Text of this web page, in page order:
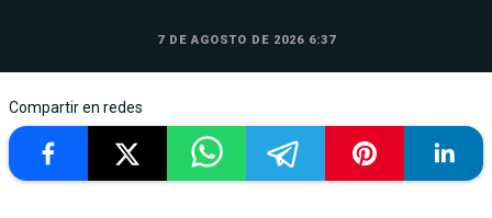
7 DE AGOSTO DE 2026 6:37
Compartir en redes